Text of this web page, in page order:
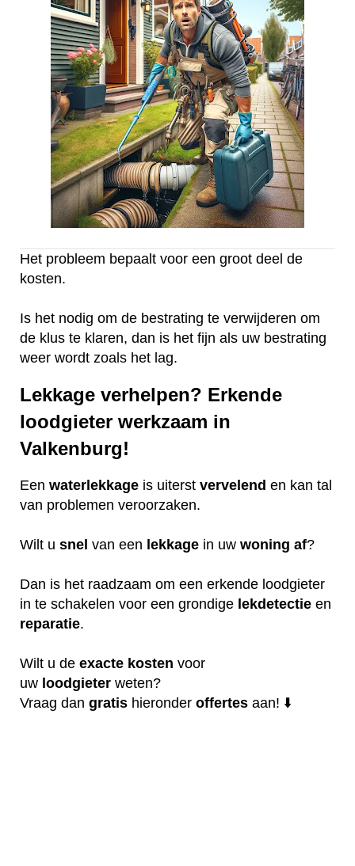
Het probleem bepaalt voor een groot deel de
kosten.
Is het nodig om de bestrating te verwijderen om
de klus te klaren, dan is het fijn als uw bestrating
weer wordt zoals het lag.
Lekkage verhelpen? Erkende
loodgieter werkzaam in
Valkenburg!
Een waterlekkage is uiterst vervelend en kan tal
van problemen veroorzaken.
Wilt u snel van een lekkage in uw woning af?
Dan is het raadzaam om een erkende loodgieter
in te schakelen voor een grondige lekdetectie en
reparatie.
Wilt u de exacte kosten voor
uw loodgieter weten?
Vraag dan gratis hieronder offertes aan! ⬇️